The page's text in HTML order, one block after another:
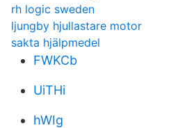
rh logic sweden
ljungby hjullastare motor
sakta hjälpmedel
FWKCb
UiTHi
hWIg